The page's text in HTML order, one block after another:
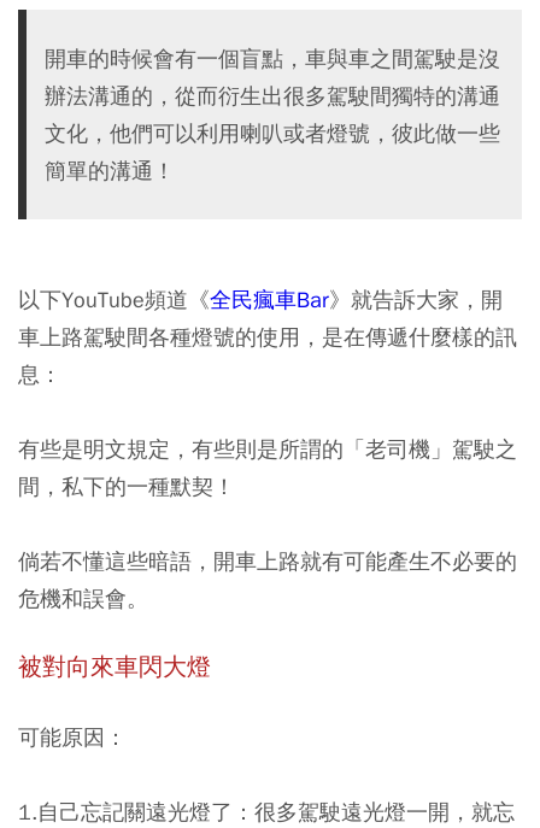
開車的時候會有一個盲點，車與車之間駕駛是沒
辦法溝通的，從而衍生出很多駕駛間獨特的溝通
文化，他們可以利用喇叭或者燈號，彼此做一些
簡單的溝通！
以下YouTube頻道《全民瘋車Bar》就告訴大家，開
車上路駕駛間各種燈號的使用，是在傳遞什麼樣的訊
息：
有些是明文規定，有些則是所謂的「老司機」駕駛之
間，私下的一種默契！
倘若不懂這些暗語，開車上路就有可能產生不必要的
危機和誤會。
被對向來車閃大燈
可能原因：
1.自己忘記關遠光燈了 ：很多駕駛遠光燈一開，就忘